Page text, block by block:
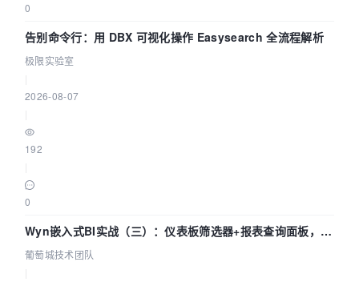
0
告别命令行：用 DBX 可视化操作 Easysearch 全流程解析
极限实验室
2026-08-07
192
0
Wyn嵌入式BI实战（三）：仪表板筛选器+报表查询面板，参
数联动全闭环
葡萄城技术团队